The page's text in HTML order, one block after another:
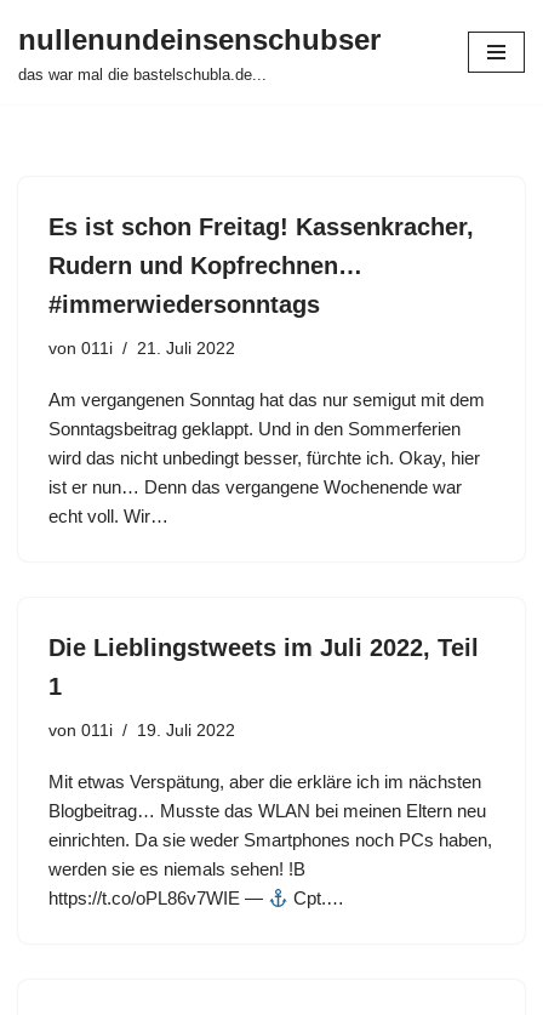
Zum
nullenundeinsenschubser
das war mal die bastelschubla.de...
Es ist schon Freitag! Kassenkracher,
Rudern und Kopfrechnen…
#immerwiedersonntags
von 011i 21. Juli 2022
Am vergangenen Sonntag hat das nur semigut mit dem
Sonntagsbeitrag geklappt. Und in den Sommerferien
wird das nicht unbedingt besser, fürchte ich. Okay, hier
ist er nun… Denn das vergangene Wochenende war
echt voll. Wir…
Die Lieblingstweets im Juli 2022, Teil
1
von 011i 19. Juli 2022
Mit etwas Verspätung, aber die erkläre ich im nächsten
Blogbeitrag… Musste das WLAN bei meinen Eltern neu
einrichten. Da sie weder Smartphones noch PCs haben,
werden sie es niemals sehen! !B
https://t.co/oPL86v7WIE —
Cpt.…